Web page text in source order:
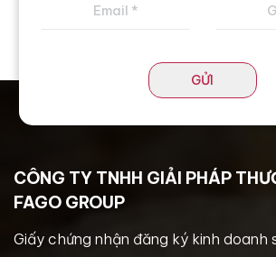
GỬI
CÔNG TY TNHH GIẢI PHÁP
FAGO GROUP
Giấy chứng nhận đăng ký kinh doanh